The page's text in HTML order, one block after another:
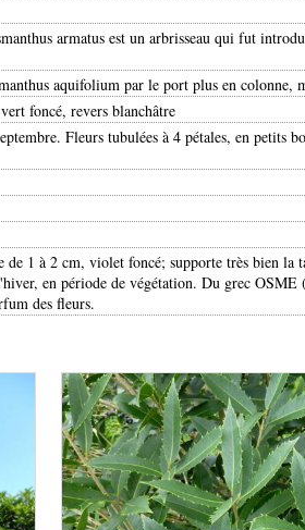
armatus est un arbrisseau qui fut
aquifolium par le port plus en colonne,
foncé, revers blanchâtre
Fleurs tubulées à 4 pétales, en petits
1 à 2 cm, violet foncé; supporte très bien la
en période de végétation. Du grec OSME
des fleurs.